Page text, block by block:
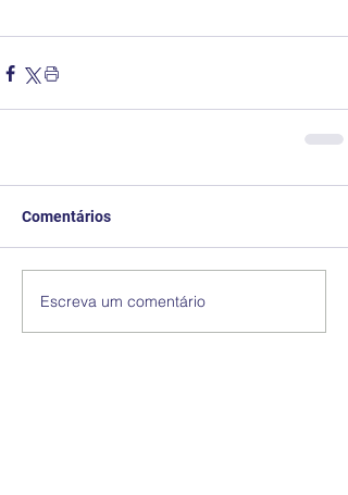
Comentários
Escreva um comentário